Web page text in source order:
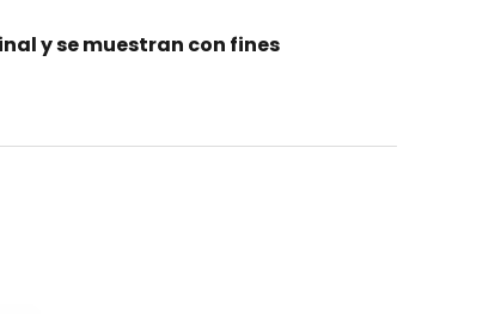
y se muestran con fines